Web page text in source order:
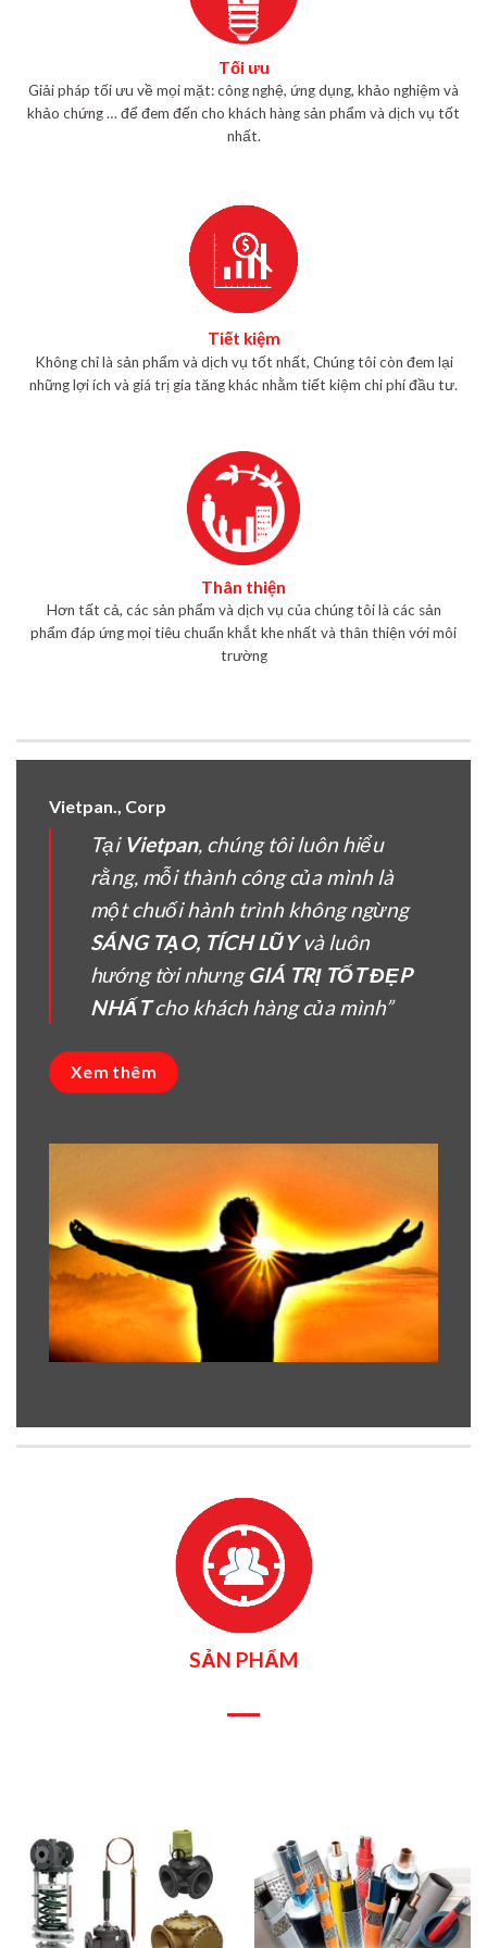
Tối ưu
Giải pháp tối ưu về mọi mặt: công nghệ, ứng dụng, khảo nghiệm và
khảo chứng … để đem đến cho khách hàng sản phẩm và dịch vụ tốt
nhất.
Tiết kiệm
Không chỉ là sản phẩm và dịch vụ tốt nhất, Chúng tôi còn đem lại
những lợi ích và giá trị gia tăng khác nhằm tiết kiệm chi phí đầu tư.
Thân thiện
Hơn tất cả, các sản phẩm và dịch vụ của chúng tôi là các sản
phẩm đáp ứng mọi tiêu chuẩn khắt khe nhất và thân thiện với môi
trường
Vietpan., Corp
Tại Vietpan, chúng tôi luôn hiểu
rằng, mỗi thành công của mình là
một chuối hành trình không ngừng
SÁNG TẠO, TÍCH LŨYvà luôn
hướng tời nhưngGIÁ TRỊ TỐT ĐẸP
NHẤTcho khách hàng của mình”
Xem thêm
SẢN PHẨM